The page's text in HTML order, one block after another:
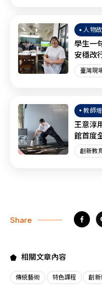
人物
學生一
安穩改
臺灣現
教師
王意淳
館首度
創新教
Share
相關文章內容
傳統藝術 特色課程 創